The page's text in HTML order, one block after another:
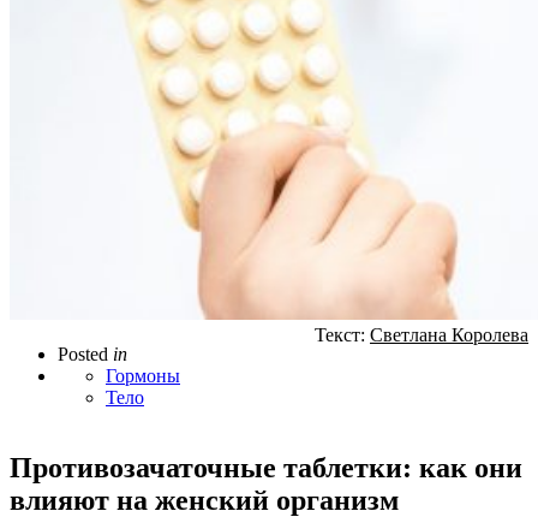
Posted in
Гормоны
Тело
Текст: Светлана Королева
Противозачаточные таблетки: как они
влияют на женский организм